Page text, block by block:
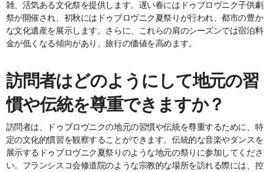
雑、活気ある文化祭を提供します。遅い春にはドゥブロヴニク子供劇
祭が開催され、初秋にはドゥブロヴニク夏祭りが行われ、都市の豊か
な文化遺産を展示します。さらに、これらの肩のシーズンでは宿泊料
金が低くなる傾向があり、旅行の価値を高めます。
訪問者はどのようにして地元の習
慣や伝統を尊重できますか？
訪問者は、ドゥブロヴニクの地元の習慣や伝統を尊重するために、特
定の文化的慣習を観察することができます。伝統的な音楽やダンスを
展示するドゥブロヴニク夏祭りのような地元の祭りに参加してくださ
い。フランシスコ会修道院のような宗教的な場所を訪れる際には、控